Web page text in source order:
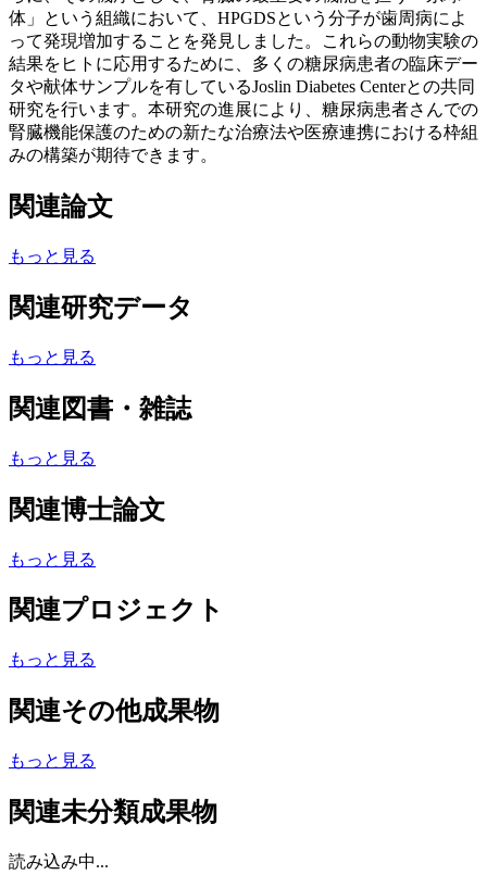
体」という組織において、HPGDSという分子が歯周病によ
って発現増加することを発見しました。これらの動物実験の
結果をヒトに応用するために、多くの糖尿病患者の臨床デー
タや献体サンプルを有しているJoslin Diabetes Centerとの共同
研究を行います。本研究の進展により、糖尿病患者さんでの
腎臓機能保護のための新たな治療法や医療連携における枠組
みの構築が期待できます。
関連論文
もっと見る
関連研究データ
もっと見る
関連図書・雑誌
もっと見る
関連博士論文
もっと見る
関連プロジェクト
もっと見る
関連その他成果物
もっと見る
関連未分類成果物
読み込み中...